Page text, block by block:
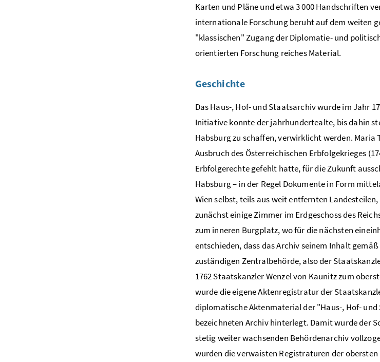
Karten und Pläne und etwa 3 000 Handschriften
internationale Forschung beruht auf dem weiten
"klassischen" Zugang der Diplomatie- und
orientierten Forschung reiches Material.
Geschichte
Das Haus-, Hof- und Staatsarchiv wurde im Jahr
Initiative konnte der jahrhundertealte, bis dahin
Habsburg zu schaffen, verwirklicht werden. Maria
Ausbruch des Österreichischen Erbfolgekrieges
Erbfolgerechte gefehlt hatte, für die Zukunft
Habsburg – in der Regel Dokumente in Form
Wien selbst, teils aus weit entfernten
zunächst einige Zimmer im Erdgeschoss des
zum inneren Burgplatz, wo für die nächsten
entschieden, dass das Archiv seinem Inhalt
zuständigen Zentralbehörde, also der
1762 Staatskanzler Wenzel von Kaunitz zum
wurde die eigene Aktenregistratur der
diplomatische Aktenmaterial der "Haus-, Hof-
bezeichneten Archiv hinterlegt. Damit wurde der
stetig weiter wachsenden Behördenarchiv
wurden die verwaisten Registraturen der